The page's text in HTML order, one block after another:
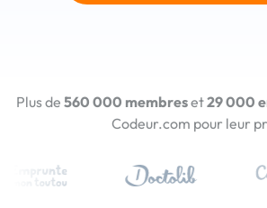
Plus de 560 000 membreset29 000
Codeur.com pour leur